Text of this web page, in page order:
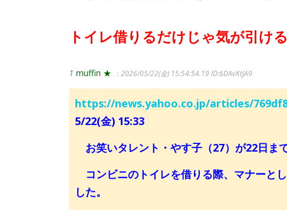
トイレ借りるだけじゃ気が引け
1 muffin ★ ：2026/05/22(金) 15:54:54.19 ID:6DAvKtJA9
https://news.yahoo.co.jp/articles/
5/22(金) 15:33
お笑いタレント・やす子（27）が22日ま
コンビニのトイレを借りる際、マナーと
した。